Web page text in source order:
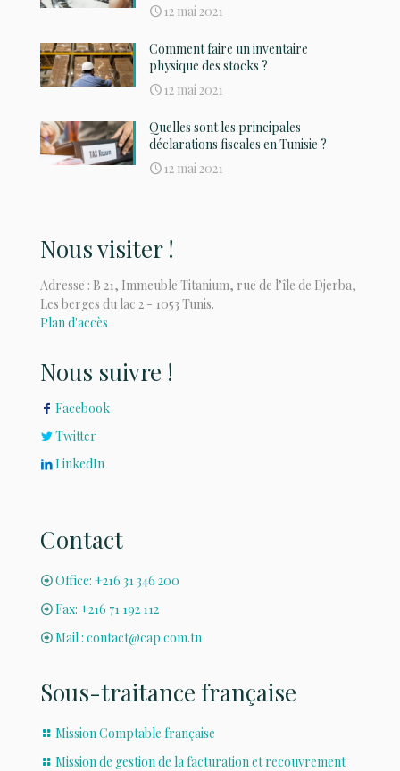
12 mai 2021
Comment faire un inventaire
physique des stocks ?
12 mai 2021
Quelles sont les principales
déclarations fiscales en Tunisie ?
12 mai 2021
Nous visiter !
Adresse : B 21, Immeuble Titanium, rue de l’île de Djerba,
Les berges du lac 2 - 1053 Tunis.
Plan d'accès
Nous suivre !
Facebook
Twitter
LinkedIn
Contact
Office: +216 31 346 200
Fax: +216 71 192 112
Mail : contact@cap.com.tn
Sous-traitance française
Mission Comptable française
Mission de gestion de la facturation et recouvrement